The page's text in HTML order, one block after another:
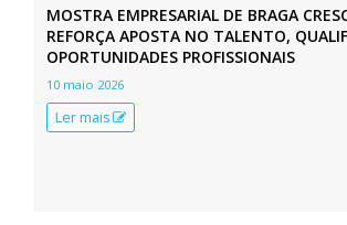
MOSTRA EMPRESARIAL DE BRAGA
REFORÇA APOSTA NO TALENTO,
OPORTUNIDADES PROFISSIONAIS
10 maio 2026
Ler mais